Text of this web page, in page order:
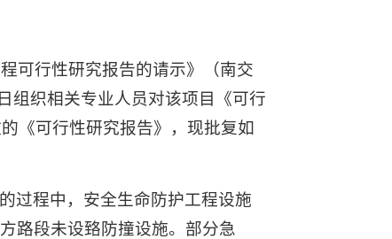
可行性研究报告的请示》（南交
组织相关专业人员对该项目《可行
《可行性研究报告》，现批复如
过程中，安全生命防护工程设施
路段未设臵防撞设施。部分急